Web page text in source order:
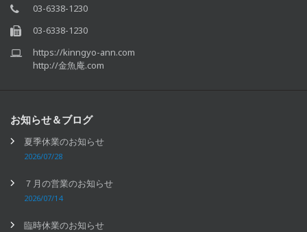
03-6338-1230
03-6338-1230
https://kinngyo-ann.com
http://金魚庵.com
お知らせ＆ブログ
夏季休業のお知らせ
2026/07/28
７月の営業のお知らせ
2026/07/14
臨時休業のお知らせ